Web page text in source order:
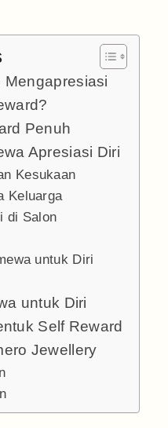
Mengapresiasi
Penuh
Apresiasi Diri
Kesukaan
Keluarga
di Salon
untuk Diri
untuk Diri
Self Reward
Jewellery